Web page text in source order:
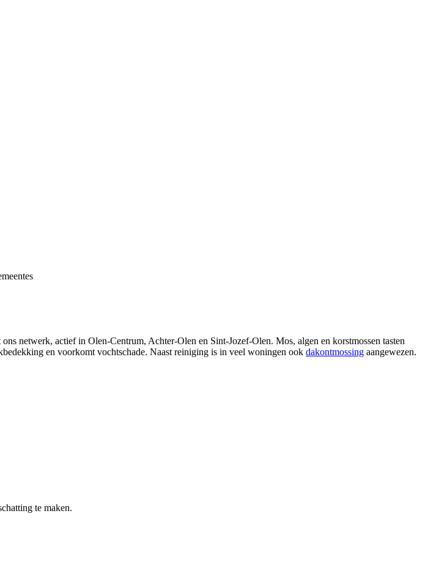
netwerk, actief in Olen-Centrum, Achter-Olen en Sint-Jozef-Olen. Mos, algen en korstmossen tasten
en voorkomt vochtschade. Naast reiniging is in veel woningen ook dakontmossing aangewezen.
te maken.